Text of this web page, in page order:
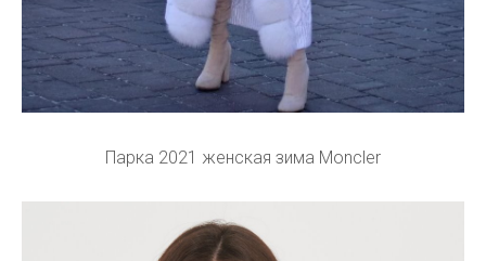
Парка 2021 женская зима Moncler